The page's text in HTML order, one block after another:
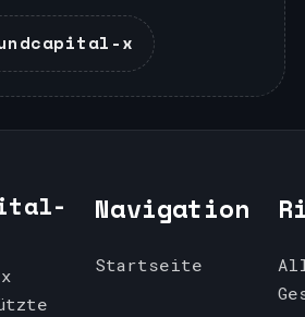
x
Navigation
Startseite